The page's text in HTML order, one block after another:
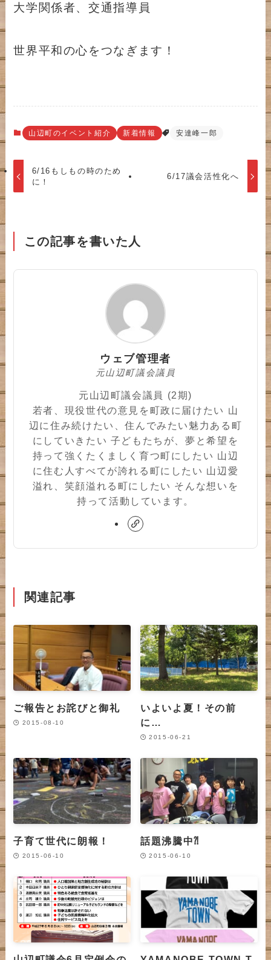
大学関係者、交通指導員
世界平和の心をつなぎます！
山辺町のイベント紹介 新着情報 安達峰一郎
6/16もしもの時のため
に！
6/17議会活性化へ
この記事を書いた人
ウェブ管理者
元山辺町議会議員
元山辺町議会議員 (2期)
若者、現役世代の意見を町政に届けたい 山
辺に住み続けたい、住んでみたい魅力ある町
にしていきたい 子どもたちが、夢と希望を
持って強くたくましく育つ町にしたい 山辺
に住む人すべてが誇れる町にしたい 山辺愛
溢れ、笑顔溢れる町にしたい そんな想いを
持って活動しています。
関連記事
ご報告とお詫びと御礼
2015-08-10
いよいよ夏！その前
に…
2015-06-21
子育て世代に朗報！
2015-06-10
話題沸騰中⁈
2015-06-10